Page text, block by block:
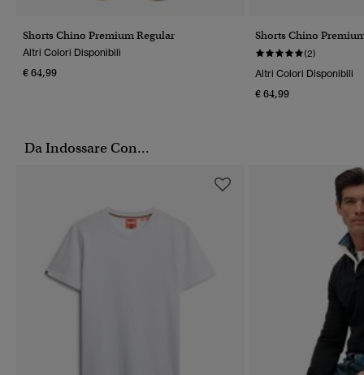
Shorts Chino Premium Regular
Altri Colori Disponibili
€ 64,99
Shorts Chino
(2)
Altri Colori Disponibili
€ 64,99
Da Indossare Con...